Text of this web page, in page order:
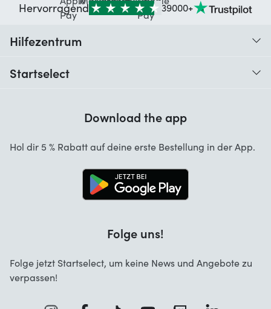
Hervorragend 39000+
Hilfezentrum
Startselect
Jobs
Download the app
Hol dir 5 % Rabatt auf deine erste Bestellung in der App.
Folge uns!
Folge jetzt Startselect, um keine News und Angebote zu
verpassen!